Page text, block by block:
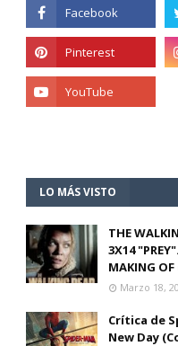
LO MÁS VISTO
THE
3X14
MAKING OF
Marzo 18,
Crítica de
New Day